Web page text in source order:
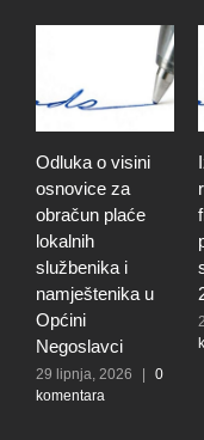
Odluka o visini
osnovice za
obračun plaće
lokalnih
službenika i
namještenika u
Općini
Negoslavci
29 lipnja, 2026
0
komentara